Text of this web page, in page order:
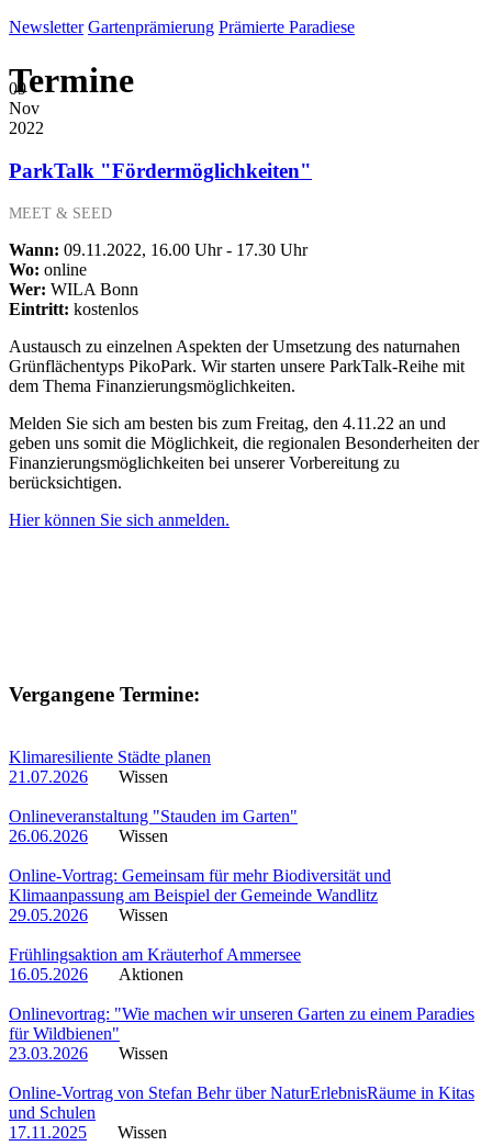
Newsletter Gartenprämierung Prämierte Paradiese
Termine
09
Nov
2022
ParkTalk "Fördermöglichkeiten"
MEET & SEED
Wann: 09.11.2022, 16.00 Uhr - 17.30 Uhr
Wo: online
Wer: WILA Bonn
Eintritt: kostenlos
Austausch zu einzelnen Aspekten der Umsetzung des naturnahen
Grünflächentyps PikoPark. Wir starten unsere ParkTalk-Reihe mit
dem Thema Finanzierungsmöglichkeiten.
Melden Sie sich am besten bis zum Freitag, den 4.11.22 an und
geben uns somit die Möglichkeit, die regionalen Besonderheiten der
Finanzierungsmöglichkeiten bei unserer Vorbereitung zu
berücksichtigen.
Hier können Sie sich anmelden.
Vergangene Termine:
Klimaresiliente Städte planen
21.07.2026
Wissen
Onlineveranstaltung "Stauden im Garten"
26.06.2026
Wissen
Online-Vortrag: Gemeinsam für mehr Biodiversität und
Klimaanpassung am Beispiel der Gemeinde Wandlitz
29.05.2026
Wissen
Frühlingsaktion am Kräuterhof Ammersee
16.05.2026
Aktionen
Onlinevortrag: "Wie machen wir unseren Garten zu einem Paradies
für Wildbienen"
23.03.2026
Wissen
Online-Vortrag von Stefan Behr über NaturErlebnisRäume in Kitas
und Schulen
17.11.2025
Wissen